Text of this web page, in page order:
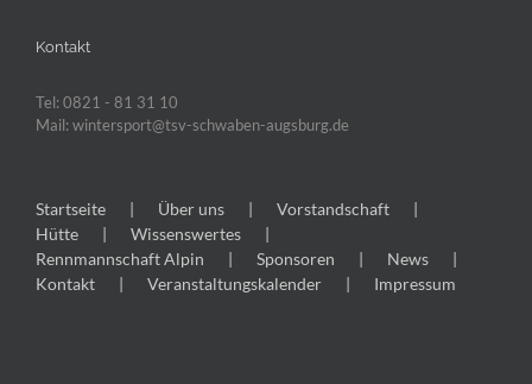
Kontakt
Tel: 0821 - 81 31 10
Mail: wintersport@tsv-schwaben-augsburg.de
Startseite Über uns
Vorstandschaft
Hütte
Wissenswertes
Rennmannschaft Alpin
Sponsoren
News
Kontakt
Veranstaltungskalender Impressum